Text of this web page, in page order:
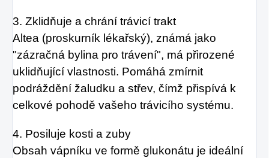
3. Zklidňuje a chrání trávicí trakt
Altea (proskurník lékařský), známá jako
"zázračná bylina pro trávení", má přirozené
uklidňující vlastnosti. Pomáhá zmírnit
podráždění žaludku a střev, čímž přispívá k
celkové pohodě vašeho trávicího systému.
4. Posiluje kosti a zuby
Obsah vápníku ve formě glukonátu je ideální